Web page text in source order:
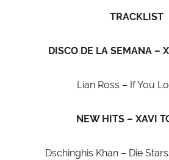
TRACKLIST
DISCO DE LA SEMANA –
Lian Ross – If You
NEW HITS – XAVI
Dschinghis Khan – Die